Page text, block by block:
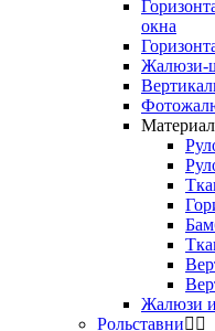
окна
Жалюзи
Рольставни